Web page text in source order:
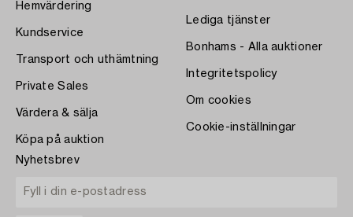
Hemvärdering
Kundservice
Transport och uthämtning
Private Sales
Värdera & sälja
Köpa på auktion
Lediga tjänster
Bonhams - Alla auktioner
Integritetspolicy
Om cookies
Cookie-inställningar
Nyhetsbrev